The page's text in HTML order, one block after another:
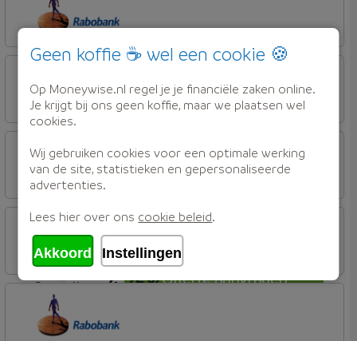
Offerte aanvragen
4,72%
Woning (Incl. Korting)
aflosvrij
Rabobank Spaarbank
Basisvoorwaarden (incl korting)
4,74%
Offerte aanvragen
Budget
aflosvrij
4,75%
ABN AMRO Bank
Budget
aflosvrij
Nationale-Nederlanden Bank
Nationale Nederlanden
Geen koffie ☕ wel een cookie 🍪
Op Moneywise.nl regel je je financiële zaken online.
Je krijgt bij ons geen koffie, maar we plaatsen wel
cookies.
Wij gebruiken cookies voor een optimale werking
van de site, statistieken en gepersonaliseerde
advertenties.
Lees hier over ons cookie beleid.
Akkoord Instellingen